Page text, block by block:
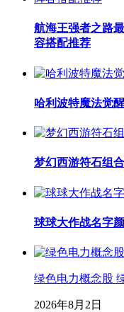
航海王强者之路
容搭配推荐
哈利波特魔法觉
梦幻西游符石组
球球大作战名字
绿色电力概念股
2026年8月2日